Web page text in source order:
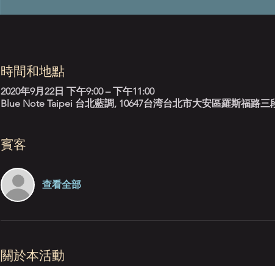
時間和地點
2020年9月22日 下午9:00 – 下午11:00
Blue Note Taipei 台北藍調, 10647台湾台北市大安區羅斯福路三
賓客
查看全部
關於本活動